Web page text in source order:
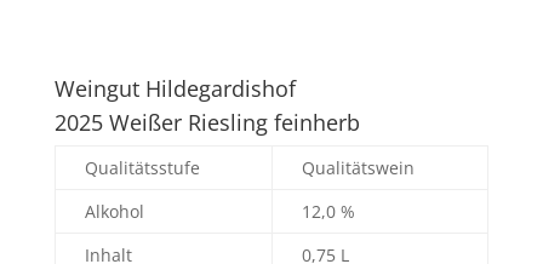
Weingut Hildegardishof
2025 Weißer Riesling feinherb
Qualitätsstufe
Qualitätswein
Alkohol
12,0 %
Inhalt
0,75 L